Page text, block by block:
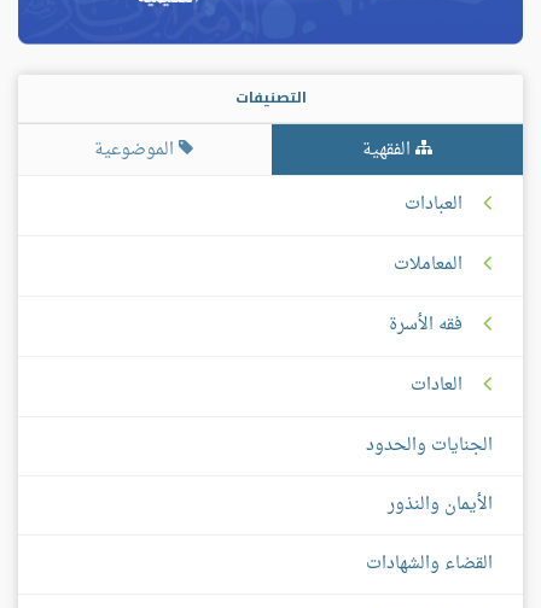
التصنيفات
الفقهية
الموضوعية
العبادات
المعاملات
فقه الأسرة
العادات
الجنايات والحدود
الأيمان والنذور
القضاء والشهادات